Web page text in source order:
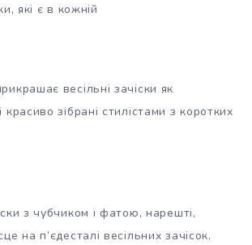
які є в кожній
весільні зачіски як
зібрані стилістами з коротких
з чубчиком і фатою, нарешті,
на п’єдесталі весільних зачісок.